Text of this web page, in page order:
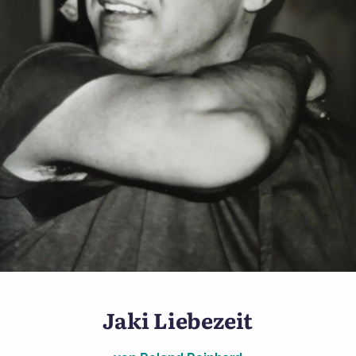
StoneJaki Liebezeit